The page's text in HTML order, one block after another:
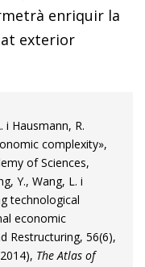
enriquir la
exterior
i Hausmann, R.
complexity»,
of Sciences,
Y., Wang, L. i
technological
economic
Restructuring, 56(6),
The Atlas of